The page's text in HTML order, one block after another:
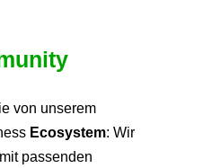
von unserem
Ecosystem: Wir
passenden